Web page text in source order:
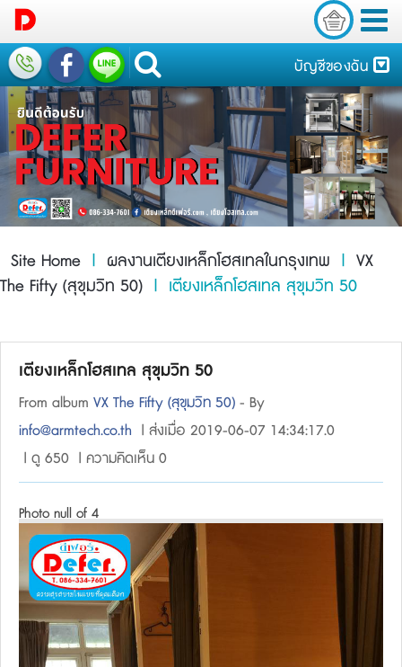
บัญชีของฉัน
Site Home | ผลงานเตียงเหล็กโฮสเทลในกรุงเทพ | VX
The Fifty (สุขุมวิท 50) | เตียงเหล็กโฮสเทล สุขุมวิท 50
เตียงเหล็กโฮสเทล สุขุมวิท 50
From album VX The Fifty (สุขุมวิท 50) - By
info@armtech.co.th | ส่งเมื่อ 2019-06-07 14:34:17.0
| ดู 650 | ความคิดเห็น 0
Photo null of 4